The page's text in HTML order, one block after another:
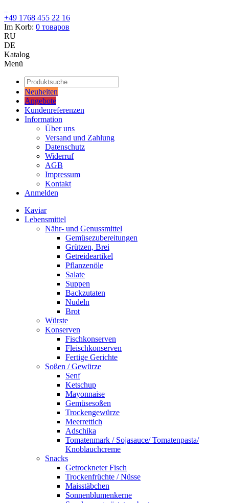
+49 1768 455 22 16
Im Korb: 0 товаров
RU
DE
Katalog
Menü
Neuheiten
Angebote
Kundenreferenzen
Information
Über uns
Versand und Zahlung
Datenschutz
Widerruf
AGB
Impressum
Kontakt
Anmelden
Kaviar
Lebensmittel
Nähr- und Genussmittel
Gemüsezubereitungen
Grützen, Brei
Getreideartikel
Pflanzenöle
Salate
Suppen
Backzutaten
Nudeln
Brot
Würste
Konserven
Fischkonserven
Fleischkonserven
Fertige Gerichte
Soßen / Gewürze
Senf
Ketschup
Mayonnaise
Gemüsesoßen
Trockengewürze
Meerrettich
Adschika
Tomatenmark / Sojasauce/ Tomatenpasta/
Knoblauchcreme
Snacks
Getrockneter Fisch
Trockenfrüchte / Nüsse
Maisstäbchen
Sonnenblumenkerne